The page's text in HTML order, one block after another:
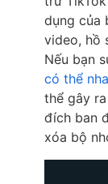
dụng của
video, hồ
Nếu bạn
có thể
thể gây
đích ban
xóa bộ